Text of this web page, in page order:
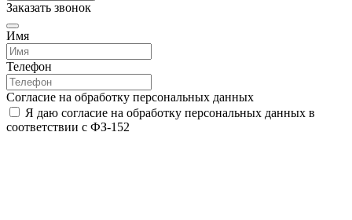
Заказать звонок
Имя
Телефон
Согласие на обработку персональных данных
Я даю согласие на обработку персональных данных в
соответствии с ФЗ-152